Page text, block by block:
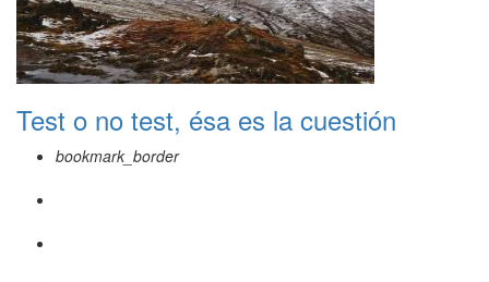
Test o no test, ésa es la cuestión
bookmark_border